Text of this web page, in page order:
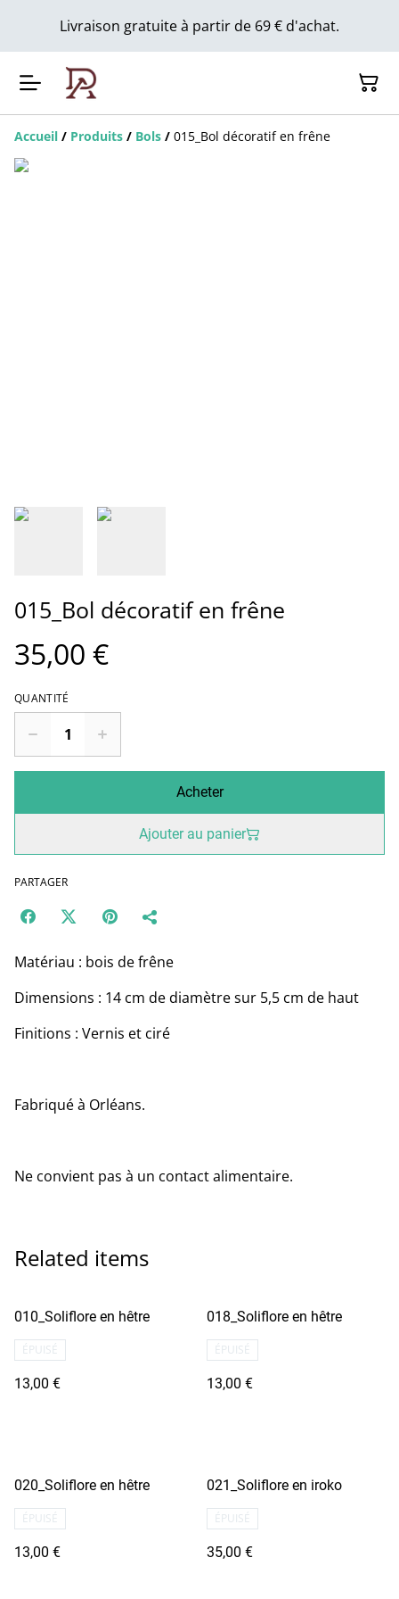
Livraison gratuite à partir de 69 € d'achat.
Accueil / Produits / Bols / 015_Bol décoratif en frêne
015_Bol décoratif en frêne
35,00 €
QUANTITÉ
Acheter
Ajouter au panier
PARTAGER
Matériau : bois de frêne
Dimensions : 14 cm de diamètre sur 5,5 cm de haut
Finitions : Vernis et ciré
Fabriqué à Orléans.
Ne convient pas à un contact alimentaire.
Related items
010_Soliflore en hêtre
ÉPUISÉ
13,00 €
018_Soliflore en hêtre
ÉPUISÉ
13,00 €
020_Soliflore en hêtre
ÉPUISÉ
13,00 €
021_Soliflore en iroko
ÉPUISÉ
35,00 €